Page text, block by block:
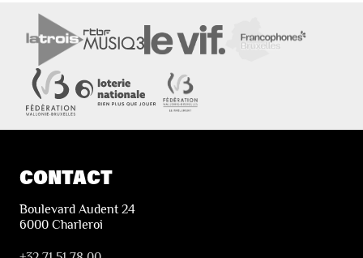
CONTACT
Boulevard Audent 24
6000 Charleroi